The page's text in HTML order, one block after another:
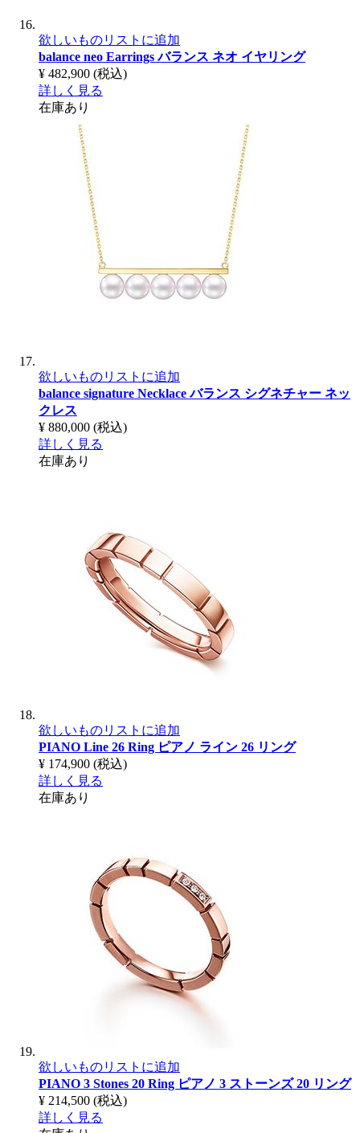
欲しいものリストに追加
balance neo Earringsバランス ネオ イヤリング
¥ 482,900 (税込)
詳しく見る
在庫あり
欲しいものリストに追加
balance signature Necklaceバランス シグネチャー ネッ
クレス
¥ 880,000 (税込)
詳しく見る
在庫あり
欲しいものリストに追加
PIANO Line 26 Ring ピアノ ライン 26 リング
¥ 174,900 (税込)
詳しく見る
在庫あり
欲しいものリストに追加
PIANO 3 Stones 20 Ring ピアノ 3 ストーンズ 20 リング
¥ 214,500 (税込)
詳しく見る